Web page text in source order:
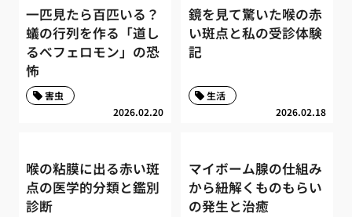
一匹見たら百匹いる？
蟻の行列を作る「道し
るべフェロモン」の恐
怖
2026.02.20
害虫
鏡を見て驚いた喉の赤
い斑点と私の受診体験
記
2026.02.18
生活
喉の粘膜に出る赤い斑
点の医学的分類と鑑別
診断
マイボーム腺の仕組み
から紐解くものもらい
の発生と治癒